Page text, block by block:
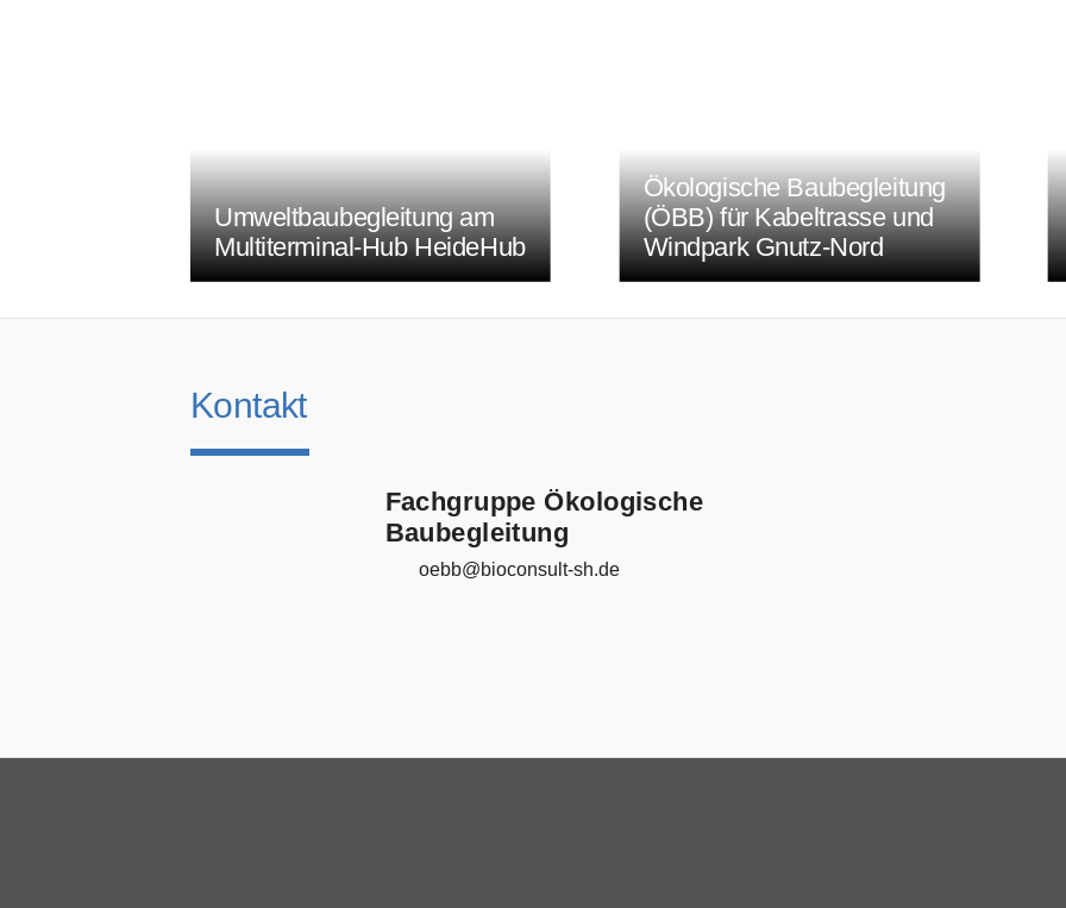
Umweltbaubegleitung am
Multiterminal-Hub HeideHub
Ökologische Baubegleitung
(ÖBB) für Kabeltrasse und
Windpark Gnutz-Nord
Kontakt
Fachgruppe Ökologische
Baubegleitung
oebb@bioconsult-sh.de